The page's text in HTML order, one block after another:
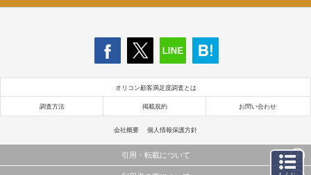
オリコン顧客満足度調査とは
調査方法 掲載規約 お問い合わせ
会社概要 個人情報保護方針
引用・転載について